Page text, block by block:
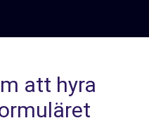
att hyra